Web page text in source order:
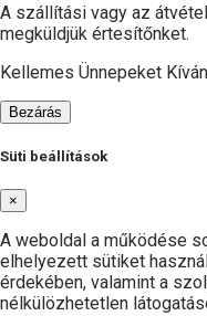
A szállítási vagy az
megküldjük értesítőnket.
Kellemes Ünnepeket
Bezárás
Süti beállítások
×
A weboldal a működése
elhelyezett sütiket
érdekében, valamint a
nélkülözhetetlen